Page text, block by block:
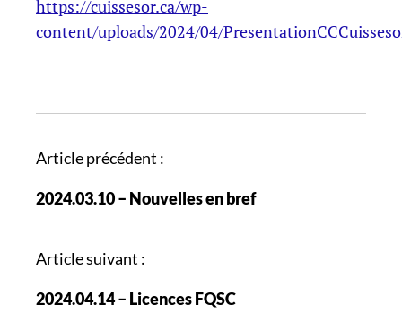
https://cuissesor.ca/wp-
content/uploads/2024/04/
N
v
g
t
Article précédent :
2024.03.10 – Nouvelles en bref
Article suivant :
2024.04.14 – Licences FQSC